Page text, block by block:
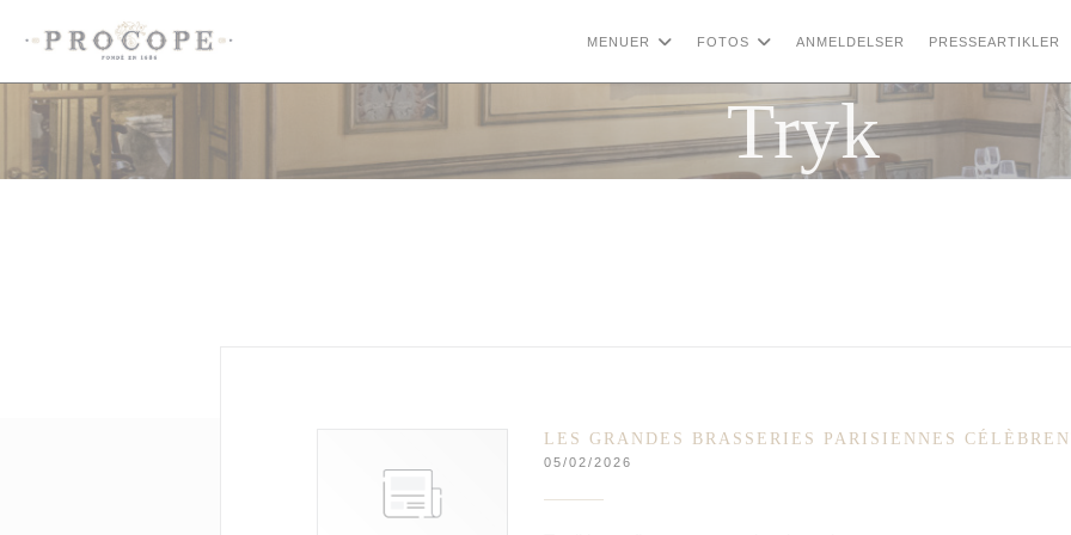
CCookie-styringspanel
MENUER FOTOS ANMELDELSER
PRESSEARTIKLER
Tryk
LES GRANDES BRASSERIES PARISIENNES
05/02/2026